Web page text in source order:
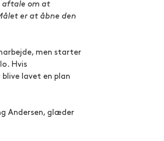
aftale om at
er at åbne den
men starter
Hvis
lavet en plan
Andersen, glæder